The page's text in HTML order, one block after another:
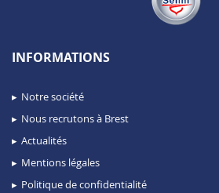
INFORMATIONS
Notre société
Nous recrutons à Brest
Actualités
Mentions légales
Politique de confidentialité